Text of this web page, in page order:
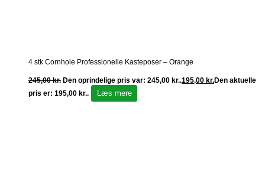
4 stk Cornhole Professionelle Kasteposer – Orange
245,00kr. Den oprindelige pris var: 245,00 kr..195,00 kr.Den aktuelle
pris er: 195,00 kr..
Læs mere